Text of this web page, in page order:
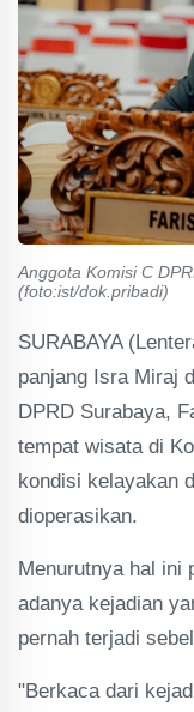
Anggota Komisi C
(foto:ist/dok.pribadi)
SURABAYA
panjang Isra Miraj
DPRD Surabaya,
tempat wisata di
kondisi kelayakan
dioperasikan.
Menurutnya hal ini
adanya kejadian
pernah terjadi
"Berkaca dari